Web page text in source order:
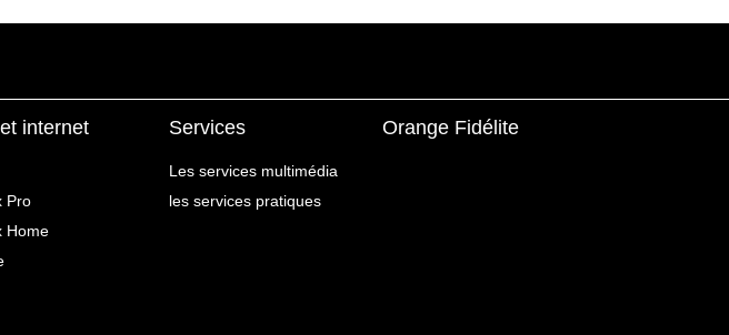
internet
Pro
Home
Services
Les services multimédia
les services pratiques
Orange Fidélite